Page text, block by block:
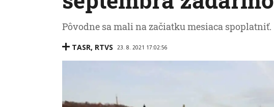
Pôvodne sa mali na začiatku mesiaca spoplatniť.
TASR, RTVS 23. 8. 2021 17:02:56